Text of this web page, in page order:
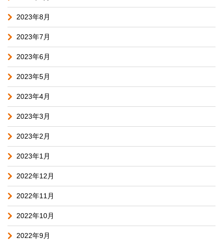
2023年8月
2023年7月
2023年6月
2023年5月
2023年4月
2023年3月
2023年2月
2023年1月
2022年12月
2022年11月
2022年10月
2022年9月